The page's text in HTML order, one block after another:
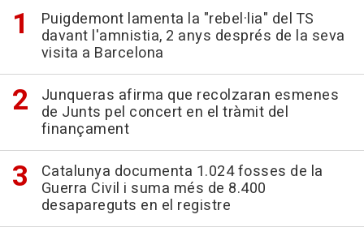
Puigdemont lamenta la "rebel·lia" del TS
davant l'amnistia, 2 anys després de la seva
visita a Barcelona
Junqueras afirma que recolzaran esmenes
de Junts pel concert en el tràmit del
finançament
Catalunya documenta 1.024 fosses de la
Guerra Civil i suma més de 8.400
desapareguts en el registre